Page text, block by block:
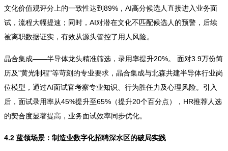
文化价值观评分上的一致性达到89%，AI高分候选人直接进入业务面
试，流程大幅提速；同时，AI对潜在文化不匹配候选人的预警，后续
被离职数据证实，有效从源头管控了用人风险。
晶合集成——半导体龙头精准筛选，录用率提升20%。 面对3.9万份简
历及"黄光制程"等苛刻的专业要求，晶合集成与北森共建半导体行业岗
位模型，通过AI面试官考察专业知识、行为胜任力及心理风险。引入
后，面试录用率从45%提升至65%（提升20个百分点），HR推荐人选
的契合度显著提高，业务面试效率同步优化。
4.2 蓝领场景：制造业数字化招聘深水区的破局实践